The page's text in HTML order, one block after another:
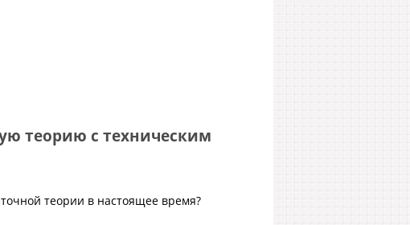
теорию с техническим
теории в настоящее время?